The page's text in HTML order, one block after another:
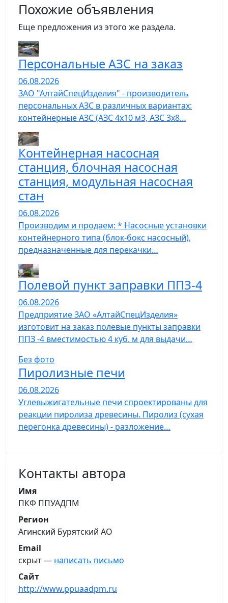
Похожие объявления
Еще предложения из этого же раздела.
Персональные АЗС на заказ
06.08.2026
ЗАО "АлтайСпецИзделия" - производитель
персональных АЗС в различных вариантах:
контейнерные АЗС (АЗС 4х10 м3, АЗС 3х8…
Контейнерная насосная
станция, блочная насосная
станция, модульная насосная
стан
06.08.2026
Производим и продаем: * Насосные установки
контейнерного типа (блок-бокс насосный),
предназначенные для перекачки…
Полевой пункт заправки ППЗ-4
06.08.2026
Предприятие ЗАО «АлтайСпецИзделия»
изготовит на заказ полевые пункты заправки
ППЗ -4 вместимостью 4 куб. м для выдачи…
Без фото
Пиролизные печи
06.08.2026
Углевыжигательные печи спроектированы для
реакции пиролиза древесины. Пиролиз (сухая
перегонка древесины) - разложение…
Контакты автора
Имя
ПКФ ППУАДПМ
Регион
Агинский Бурятский АО
Email
скрыт — написать письмо
Сайт
http://www.ppuaadpm.ru